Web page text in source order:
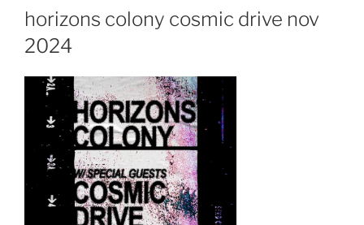
horizons colony cosmic drive nov
2024